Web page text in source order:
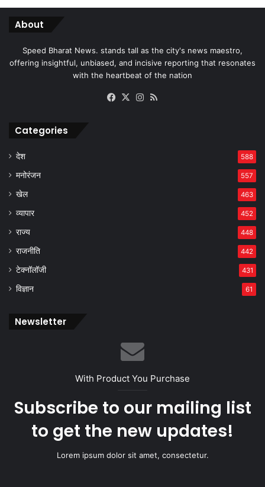
About
Speed Bharat News. stands tall as the city's news maestro,
offering insightful, unbiased, and incisive reporting that resonates
with the heartbeat of the nation
Facebook
X Instagram
Categories
देश 588
मनोरंजन 557
खेल 463
व्यापार 452
राज्य 448
राजनीति 442
टेक्नॉलॉजी 431
विज्ञान 61
Newsletter
With Product You Purchase
Subscribe to our mailing list
to get the new updates!
Lorem ipsum dolor sit amet, consectetur.